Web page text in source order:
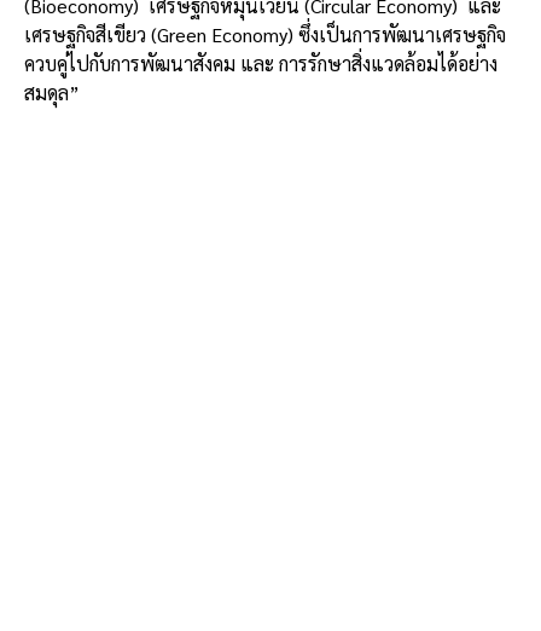
(Bioeconomy) เศรษฐกิจหมุนเวียน (Circular Economy) และ
เศรษฐกิจสีเขียว (Green Economy) ซึ่งเป็นการพัฒนาเศรษฐกิจ
ควบคู่ไปกับการพัฒนาสังคม และ การรักษาสิ่งแวดล้อมได้อย่าง
สมดุล”